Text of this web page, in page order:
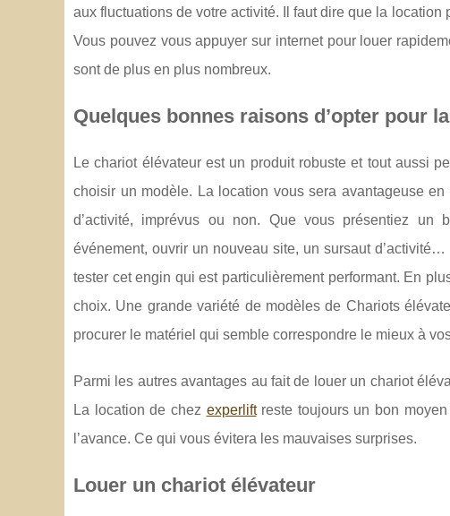
aux fluctuations de votre activité. Il faut dire que la
Vous pouvez vous appuyer sur internet pour louer
sont de plus en plus nombreux.
Quelques bonnes raisons d’opter pour
Le chariot élévateur est un produit robuste et tout aussi
choisir un modèle. La location vous sera avantageuse
d’activité, imprévus ou non. Que vous présentiez un
événement, ouvrir un nouveau site, un sursaut
tester cet engin qui est particulièrement performant. En
choix. Une grande variété de modèles de Chariots
procurer le matériel qui semble correspondre le mieux à
Parmi les autres avantages au fait de louer un chariot
La location de chez experliftreste toujours un bon
l’avance. Ce qui vous évitera les mauvaises surprises.
Louer un chariot élévateur